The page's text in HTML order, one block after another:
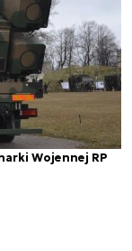
Wojennej RP